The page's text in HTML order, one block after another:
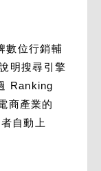
數位行銷輔
明搜尋引擎
Ranking
商產業的
自動上